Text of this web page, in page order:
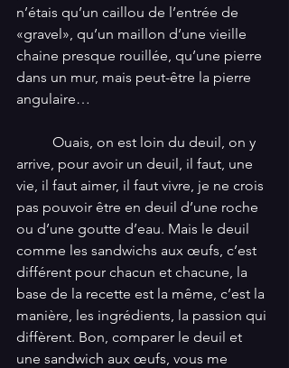
n’étais qu’un caillou de l’entrée de
«gravel», qu’un maillon d’une vieille
chaine presque rouillée, qu’une pierre
dans un mur, mais peut-être la pierre
angulaire…
arrive, pour avoir un deuil, il faut, une
vie, il faut aimer, il faut vivre, je ne crois
pas pouvoir être en deuil d’une roche
ou d’une goutte d’eau. Mais le deuil
comme les sandwichs aux œufs, c’est
différent pour chacun et chacune, la
base de la recette est la même, c’est la
manière, les ingrédients, la passion qui
diffèrent. Bon, comparer le deuil et
une sandwich aux œufs, vous me